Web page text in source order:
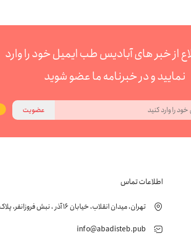
از خبر های آبادیس طب ایمیل خود را وارد
نمایید و در خبرنامه ما عضو شوید
عضویت
اطلاعات تماس
تهران، میدان انقلاب، خیابان 16 آذر ، نبش فروزانفر، پلاک 24 ، طبقه اول
info@abadisteb.pub